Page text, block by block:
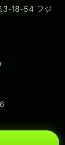
3-18-54 フジ